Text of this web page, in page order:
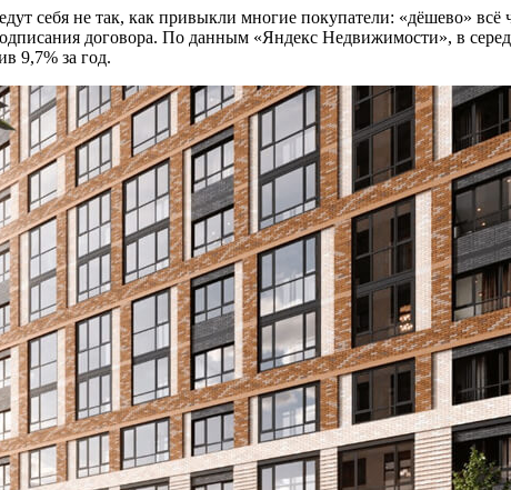
себя не так, как привыкли многие покупатели: «дёшево»
договора. По данным «Яндекс Недвижимости», в
9,7% за год.